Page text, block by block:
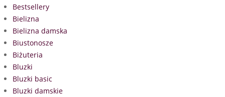
Bestsellery
Bielizna
Bielizna damska
Biustonosze
Biżuteria
Bluzki
Bluzki basic
Bluzki damskie